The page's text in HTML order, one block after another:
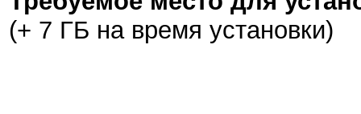
(+ 7 ГБ на время установки)